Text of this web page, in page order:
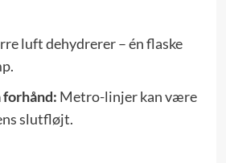
luft dehydrerer – én flaske
Metro-linjer kan være
slutfløjt.